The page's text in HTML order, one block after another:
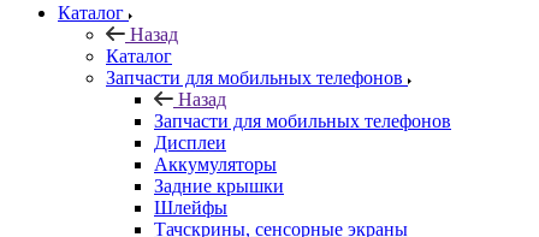
Каталог
Назад
Каталог
Запчасти для мобильных телефонов
Назад
Запчасти для мобильных телефонов
Дисплеи
Аккумуляторы
Задние крышки
Шлейфы
Тачскрины, сенсорные экраны